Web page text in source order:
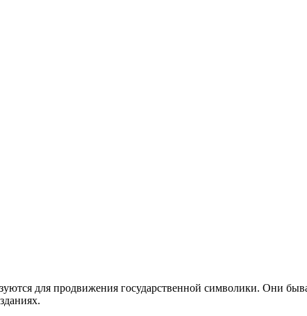
для продвижения государственной символики. Они